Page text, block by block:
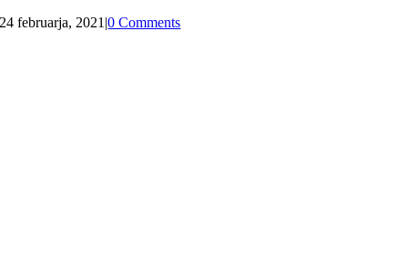
24 februarja, 2021 |0 Comments